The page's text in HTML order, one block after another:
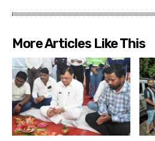
More Articles Like This